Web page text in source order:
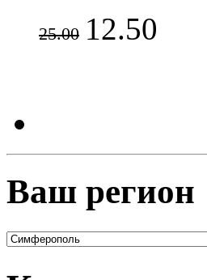
25.00 12.50
Ваш регион